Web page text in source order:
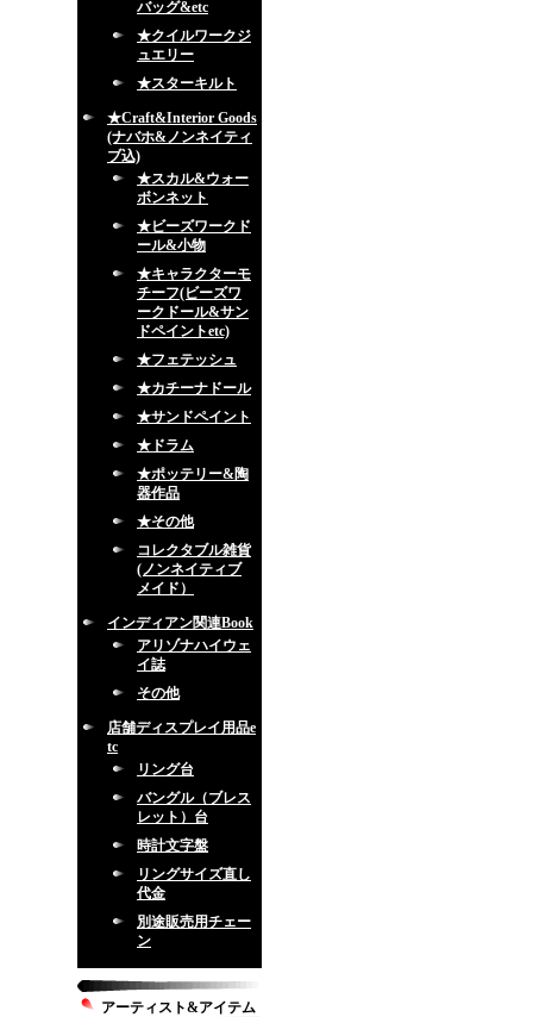
バッグ&etc
★クイルワークジ
ュエリー
★スターキルト
★Craft&Interior Goods
(ナバホ&ノンネイティ
ブ込)
★スカル&ウォー
ボンネット
★ビーズワークド
ール&小物
★キャラクターモ
チーフ(ビーズワ
ークドール&サン
ドペイントetc)
★フェテッシュ
★カチーナドール
★サンドペイント
★ドラム
★ポッテリー&陶
器作品
★その他
コレクタブル雑貨
(ノンネイティブ
メイド）
インディアン関連Book
アリゾナハイウェ
イ誌
その他
店舗ディスプレイ用品e
tc
リング台
バングル（ブレス
レット）台
時計文字盤
リングサイズ直し
代金
別途販売用チェー
ン
アーティスト&アイテム